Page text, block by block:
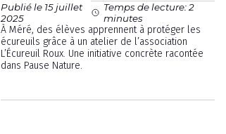
Publié le 15 juillet
2025
Temps de lecture: 2
minutes
À Méré, des élèves apprennent à protéger les
écureuils grâce à un atelier de l’association
L’Écureuil Roux. Une initiative concrète racontée
dans Pause Nature.